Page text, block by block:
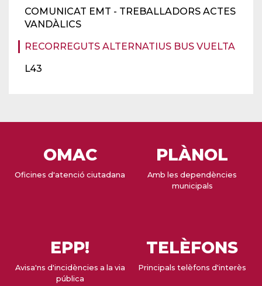
COMUNICAT EMT - TREBALLADORS ACTES
VANDÀLICS
RECORREGUTS ALTERNATIUS BUS VUELTA
L43
OMAC
Oficines d'atenció ciutadana
PLÀNOL
Amb les dependències
municipals
EPP!
Avisa'ns d'incidències a la via
pública
TELÈFONS
Principals telèfons d'interès